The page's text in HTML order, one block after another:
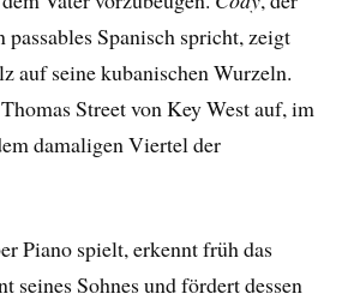
passables Spanisch spricht, zeigt
auf seine kubanischen Wurzeln.
Street von Key West auf, im
damaligen Viertel der
Piano spielt, erkennt früh das
seines Sohnes und fördert dessen